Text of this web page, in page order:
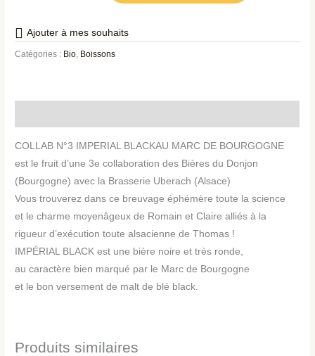
Ajouter à mes souhaits
Catégories : Bio, Boissons
COLLAB N°3 IMPERIAL BLACKAU MARC DE BOURGOGNE
est le fruit d’une 3e collaboration des Bières du Donjon
(Bourgogne) avec la Brasserie Uberach (Alsace)
Vous trouverez dans ce breuvage éphémère toute la science
et le charme moyenâgeux de Romain et Claire alliés à la
rigueur d’exécution toute alsacienne de Thomas !
IMPÉRIAL BLACK est une bière noire et très ronde,
au caractère bien marqué par le Marc de Bourgogne
et le bon versement de malt de blé black.
Produits similaires